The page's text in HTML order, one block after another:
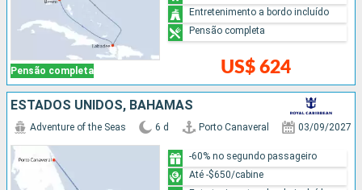
Pensão completa US$ 624
Entretenimento a bordo incluído
Pensão completa
ESTADOS UNIDOS, BAHAMAS
Adventure of the Seas 6 d Porto Canaveral 03/09/2027
-60% no segundo passageiro
Até -$650/cabine